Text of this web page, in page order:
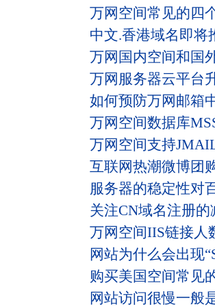
万网空间常见的四
中文.香港域名即将
万网国内空间和国
万网服务器云平台
如何预防万网邮箱
万网空间数据库
万网空间支持
互联网热潮微博团
服务器的稳定性对
关注CN域名注册
万网空间IIS链接人
网站为什么会出现
购买美国空间常见
网站访问很慢一般